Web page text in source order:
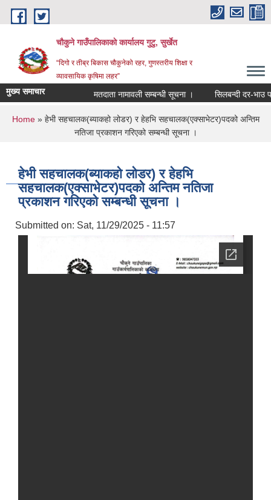
Skip to main content
चौकुने गाउँपालिकाकाे कार्यालय गुटु, सुर्खेत
“दिगो र तीब्र बिकास चौकुनेको रहर, गुणस्तरीय शिक्षा र
व्यावसायिक कृषिमा लहर”
मुख्य समाचार मतदाता नामावली सम्बन्धी सूचना । सिलबन्दी दर-भाउ
You are here
Home» हेभी सहचालक(ब्याकहो लोडर) र हेहभि सहचालक(एक्साभेटर)पदको अन्तिम
नतिजा प्रकाशन गरिएको सम्बन्धी सूचना ।
हेभी सहचालक(ब्याकहो लोडर) र हेहभि
सहचालक(एक्साभेटर)पदको अन्तिम नतिजा
प्रकाशन गरिएको सम्बन्धी सूचना ।
Submitted on: Sat, 11/29/2025 - 11:57